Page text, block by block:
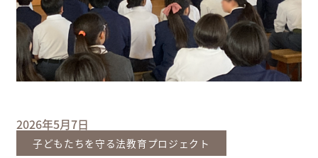
2026年5月7日
子どもたちを守る法教育プロジェクト